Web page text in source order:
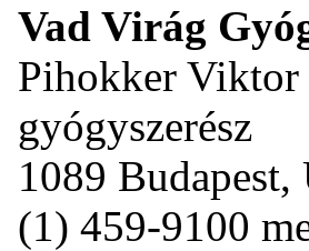
Vad Virág
Pihokker Viktor
gyógyszerész
1089
(1) 459-9100